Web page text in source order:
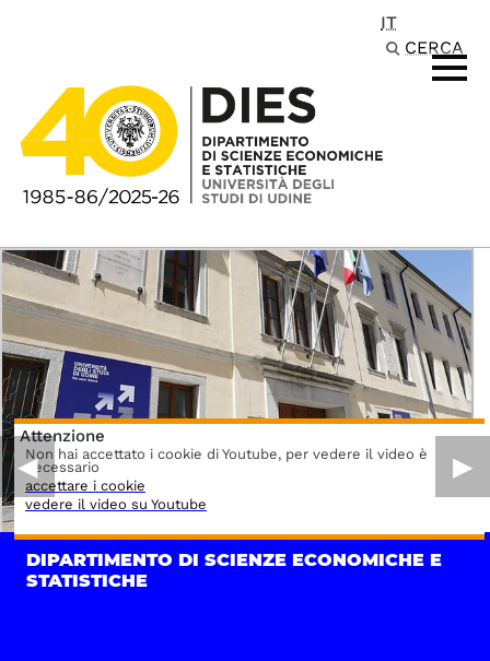
IT
CERCA
DIPARTIMENTO DI SCIENZE ECONOMICHE E
STATISTICHE
Attenzione
Non hai accettato i cookie di Youtube, per vedere il video è
necessario
accettare i cookie
vedere il video su Youtube
▶︎
◀︎